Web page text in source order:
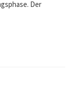
Der